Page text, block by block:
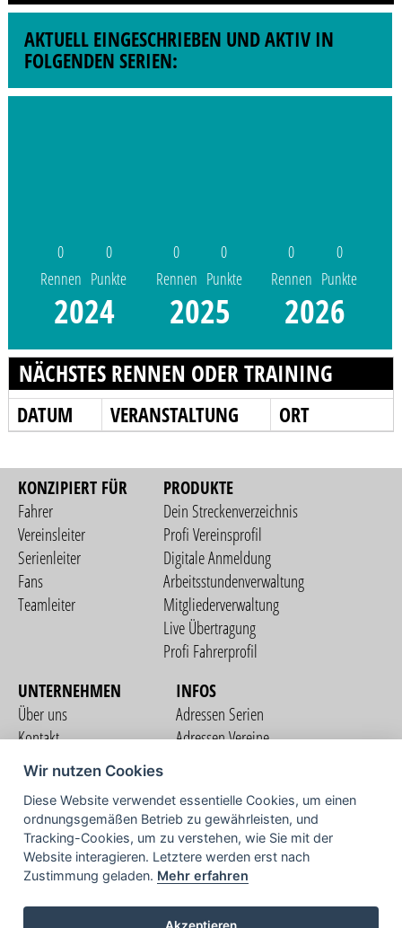
AKTUELL EINGESCHRIEBEN UND AKTIV IN
FOLGENDEN SERIEN:
0
Rennen
0
Punkte
2024
0
Rennen
0
Punkte
2025
0
Rennen
0
Punkte
2026
NÄCHSTES RENNEN ODER TRAINING
DATUM VERANSTALTUNG ORT
KONZIPIERT FÜR
Fahrer
Vereinsleiter
Serienleiter
Fans
Teamleiter
PRODUKTE
Dein Streckenverzeichnis
Profi Vereinsprofil
Digitale Anmeldung
Arbeitsstundenverwaltung
Mitgliederverwaltung
Live Übertragung
Profi Fahrerprofil
UNTERNEHMEN
Über uns
Kontakt
Nutzungsbedingungen
Datenschutzerklärung
Impressum
INFOS
Adressen Serien
Adressen Vereine
COMMUNITY
TV
Wir nutzen Cookies
Diese Website verwendet essentielle Cookies, um einen
ordnungsgemäßen Betrieb zu gewährleisten, und
Tracking-Cookies, um zu verstehen, wie Sie mit der
Website interagieren. Letztere werden erst nach
Zustimmung geladen. Mehr erfahren